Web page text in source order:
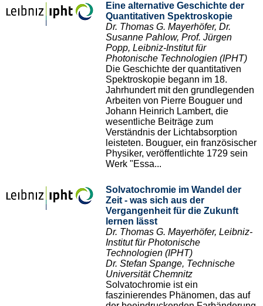
Eine alternative Geschichte der
Quantitativen Spektroskopie
Dr. Thomas G. Mayerhöfer, Dr.
Susanne Pahlow, Prof. Jürgen
Popp, Leibniz-Institut für
Photonische Technologien (IPHT)
Die Geschichte der quantitativen
Spektroskopie begann im 18.
Jahrhundert mit den grundlegenden
Arbeiten von Pierre Bouguer und
Johann Heinrich Lambert, die
wesentliche Beiträge zum
Verständnis der Lichtabsorption
leisteten. Bouguer, ein französischer
Physiker, veröffentlichte 1729 sein
Werk "Essa...
Solvatochromie im Wandel der
Zeit - was sich aus der
Vergangenheit für die Zukunft
lernen lässt
Dr. Thomas G. Mayerhöfer, Leibniz-
Institut für Photonische
Technologien (IPHT)
Dr. Stefan Spange, Technische
Universität Chemnitz
Solvatochromie ist ein
faszinierendes Phänomen, das auf